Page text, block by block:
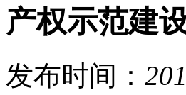
产权示范建
发布时间：